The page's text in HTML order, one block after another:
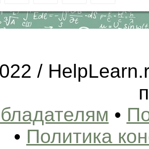
/
•
• Политика